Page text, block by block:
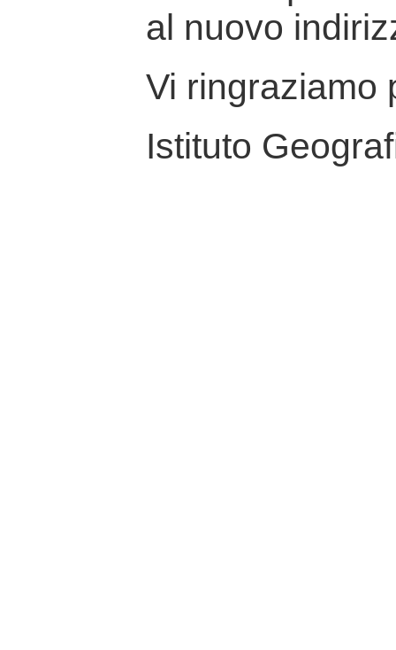
al nuovo
Vi ringraziamo
Istituto